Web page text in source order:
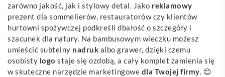
zarówno jakość, jak i stylowy detal. Jako reklamowy
prezent dla sommelierów, restauratorów czy klientów
hurtowni spożywczej podkreśli dbałość o szczegóły i
szacunek dla natury. Na bambusowym wieczku możesz
umieścić subtelny nadruk albo grawer, dzięki czemu
osobisty logo staje się ozdobą, a cały komplet zamienia się
w skuteczne narzędzie marketingowe dla Twojej firmy. 😊